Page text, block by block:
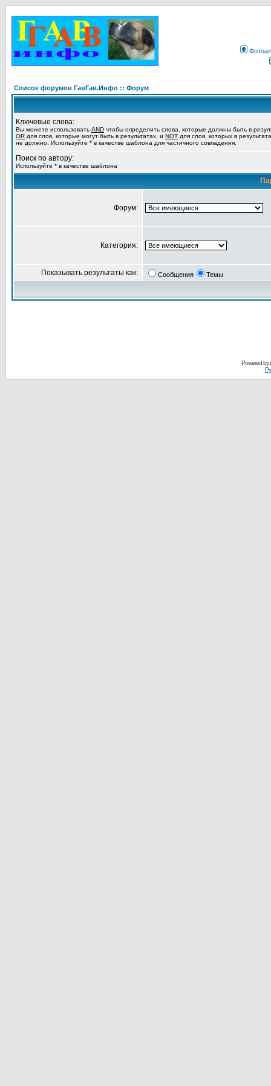
Список форумов ГавГав.Инфо :: Форум
Ключевые слова:
Вы можете использовать AND чтобы определить слова, которые должны быть в
OR для слов, которые могут быть в результатах, и NOT для слов, которых в
не должно. Используйте * в качестве шаблона для частичного совпадения.
Поиск по автору:
Используйте * в качестве шаблона
Форум:
Категория:
Показывать результаты как: Сообщения Темы
Powered by